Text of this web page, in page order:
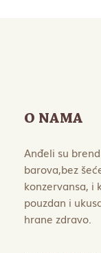
O NAMA
Anđeli su
barova,bez
konzervansa, i
pouzdan i
hrane zdravo.